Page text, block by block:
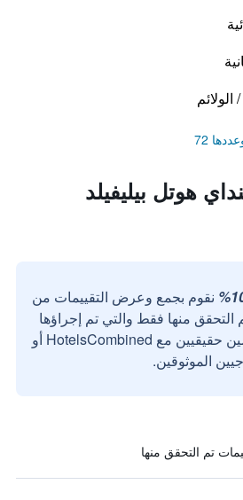
72
هوتل بيليفيلد
نقوم بجمع وعرض التقييمات من
التحقق منها فقط والتي تم إجراؤها
بواسطة مستخدمين حقيقيين مع HotelsCombined أو
الموثوقين.